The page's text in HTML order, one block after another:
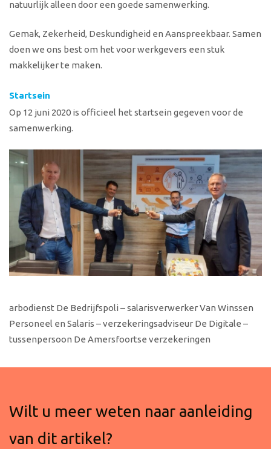
natuurlijk alleen door een goede samenwerking.
Gemak, Zekerheid, Deskundigheid en Aanspreekbaar. Samen
doen we ons best om het voor werkgevers een stuk
makkelijker te maken.
Startsein
Op 12 juni 2020 is officieel het startsein gegeven voor de
samenwerking.
arbodienst De Bedrijfspoli – salarisverwerker Van Winssen
Personeel en Salaris – verzekeringsadviseur De Digitale –
tussenpersoon De Amersfoortse verzekeringen
Wilt u meer weten naar aanleiding
van dit artikel?